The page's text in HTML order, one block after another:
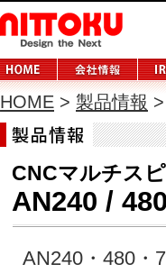
HOME > 製品情報 >
CNCマルチス
AN240 /
AN240・480